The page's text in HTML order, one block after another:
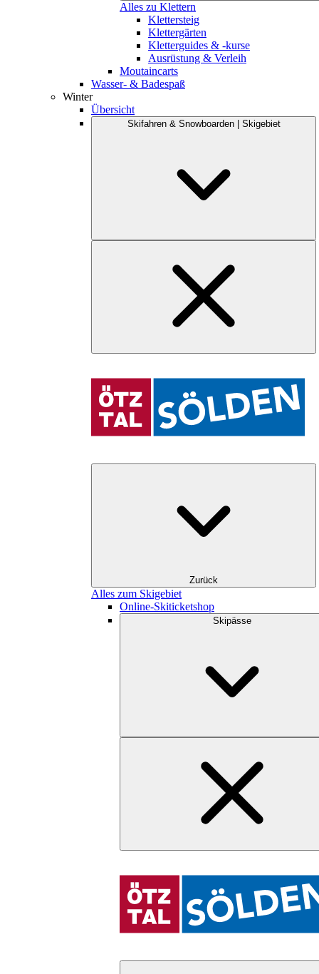
Alles zu Klettern
Klettersteig
Klettergärten
Kletterguides & -kurse
Ausrüstung & Verleih
Moutaincarts
Wasser- & Badespaß
Winter
Übersicht
Skifahren & Snowboarden | Skigebiet
Zurück
Alles zum Skigebiet
Online-Skiticketshop
Skipässe